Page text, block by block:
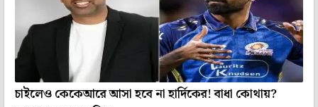
চাইলেও কেকেআরে আসা হবে না হার্দিকের! বাধা কোথায়?